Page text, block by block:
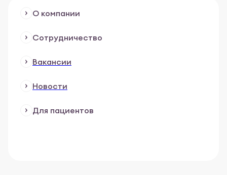
О компании
Сотрудничество
Вакансии
Новости
Для пациентов